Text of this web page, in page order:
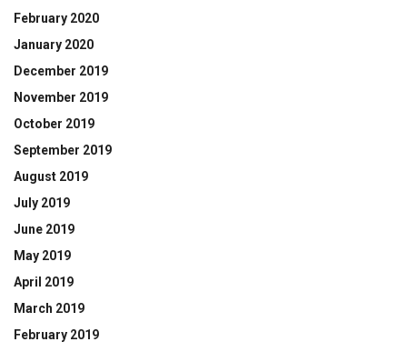
February 2020
January 2020
December 2019
November 2019
October 2019
September 2019
August 2019
July 2019
June 2019
May 2019
April 2019
March 2019
February 2019